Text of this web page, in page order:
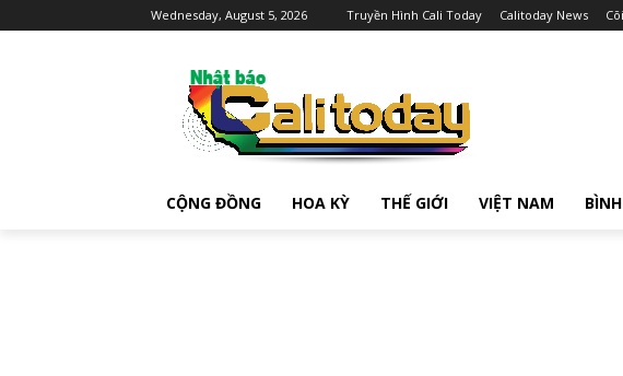
Wednesday, August 5, 2026 Truyền Hình Cali Today Calitoday News
CỘNG ĐỒNG HOA KỲ THẾ GIỚI VIỆT NAM